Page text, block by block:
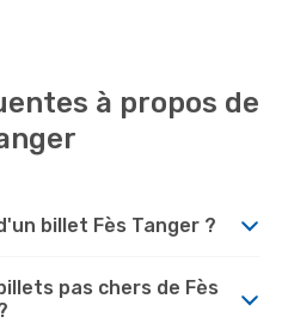
à propos de
billet Fès Tanger ?
pas chers de Fès